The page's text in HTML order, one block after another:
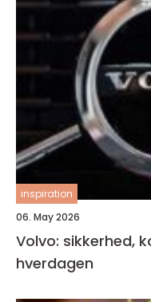
inspiration
06. May 2026
Volvo: sikkerhed,
hverdagen